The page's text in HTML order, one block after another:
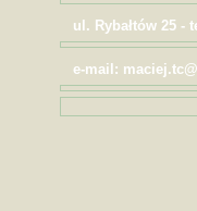
ul. Rybałtów 25 -
e-mail: